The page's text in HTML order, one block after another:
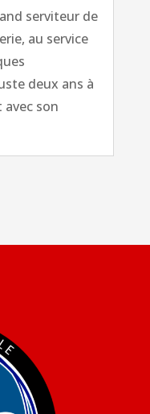
serviteur de
au service
deux ans à
avec son